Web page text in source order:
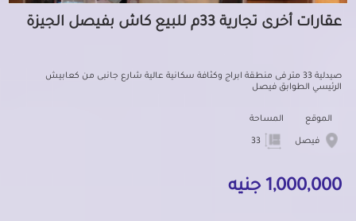
عقارات أخرى تجارية 33م للبيع كاش بفيصل الجيزة
صيدلية 33 متر فى منطقة ابراج وكثافة سكانية عالية شارع جانبى من كعابيش
الرئيسي الطوابق فيصل
الموقع
فيصل
المساحة
33
1,000,000 جنيه